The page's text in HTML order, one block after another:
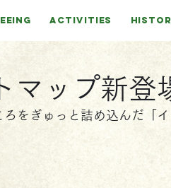
ACTIVITIES
マップ新登
ろをぎゅっと詰め込んだ「